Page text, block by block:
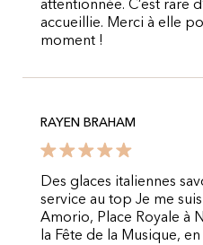
attentionnée. C’est rare
accueillie. Merci à elle
moment !
RAYEN BRAHAM
Des glaces italiennes
service au top Je me
Amorio, Place Royale à
la Fête de la Musique,